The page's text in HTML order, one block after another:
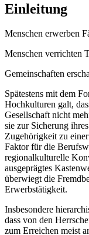
Einleitung
Menschen erwerben
Menschen verrichten
Gemeinschaften
Spätestens mit dem
Hochkulturen galt,
Gesellschaft nicht
sie zur Sicherung
Zugehörigkeit zu
Faktor für die
regionalkulturelle
ausgeprägtes
überwiegt die
Erwerbstätigkeit.
Insbesondere
dass von den
zum Erreichen meist